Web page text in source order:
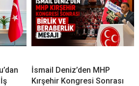
İsmail Deniz’den MHP
Kırşehir Kongresi Sonrası